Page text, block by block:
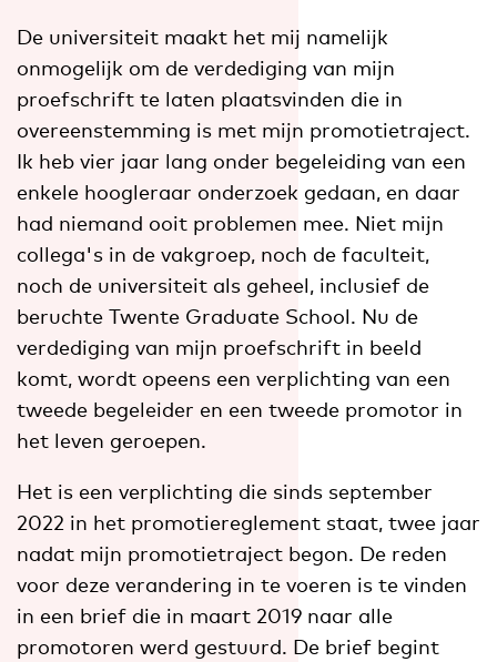
De universiteit maakt het mij namelijk
onmogelijk om de verdediging van mijn
proefschrift te laten plaatsvinden die in
overeenstemming is met mijn promotietraject.
Ik heb vier jaar lang onder begeleiding van een
enkele hoogleraar onderzoek gedaan, en daar
had niemand ooit problemen mee. Niet mijn
collega's in de vakgroep, noch de faculteit,
noch de universiteit als geheel, inclusief de
beruchte Twente Graduate School. Nu de
verdediging van mijn proefschrift in beeld
komt, wordt opeens een verplichting van een
tweede begeleider en een tweede promotor in
het leven geroepen.
Het is een verplichting die sinds september
2022 in het promotiereglement staat, twee jaar
nadat mijn promotietraject begon. De reden
voor deze verandering in te voeren is te vinden
in een brief die in maart 2019 naar alle
promotoren werd gestuurd. De brief begint